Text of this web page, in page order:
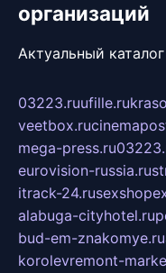
организаций
Актуальный
03223.ruufille.ru
veetbox.ru
mega-press.ru
eurovision-russia.ru
itrack-24.ru
alabuga-cityhotel.ru
bud-em-znakomye.ru
korolevremont-